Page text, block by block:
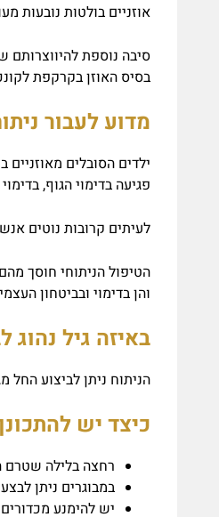
אוזניים בולטות נובעות
סיבה נוספת להיווצרותם
בסיס האוזן בקרקפת
מדוע לעבור
ילדים הסובלים
פגיעה בדימוי הגוף,
לעיתים קרובות נוטים
הטיפול הניתוחי חוסך
והן בדימוי ובביטחון
באיזה גיל נהוג
הניתוח ניתן לביצוע החל מגיל 6, כאשר האוזן כבר השלימה 90% מתהליך גדילתה. וכמו כן, למבוגרים
כיצד יש
רחצה בלילה שטרם
במבוגרים ניתן
יש להימנע מכדורים שיכולים